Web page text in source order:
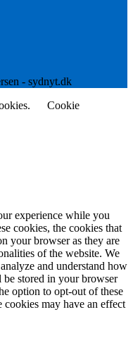
- sydnyt.dk
Cookie
experience while you
cookies, the cookies that
your browser as they are
of the website. We
and understand how
stored in your browser
option to opt-out of these
may have an effect